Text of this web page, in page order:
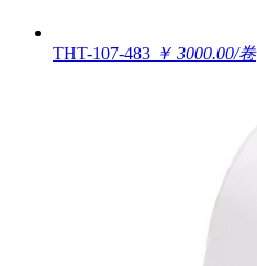
THT-107-483 ￥ 3000.00/卷